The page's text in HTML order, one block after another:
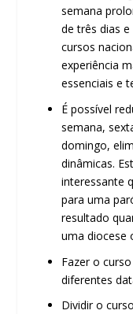
semana
de três dias
cursos
experiência
essenciais e
É possível
semana,
domingo,
dinâmicas.
interessante
para uma
resultado
uma diocese
Fazer o
diferentes
Dividir o